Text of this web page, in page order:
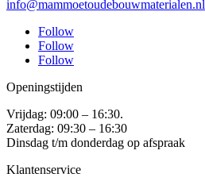
info@mammoetoudebouwmaterialen.nl
Follow
Follow
Follow
Openingstijden
Vrijdag: 09:00 – 16:30.
Zaterdag: 09:30 – 16:30
Dinsdag t/m donderdag op afspraak
Klantenservice